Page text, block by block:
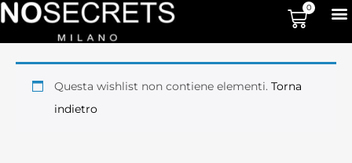
0
Questa wishlist non contiene elementi. Torna
indietro